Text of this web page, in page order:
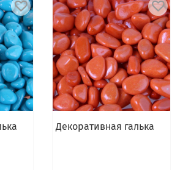
Декоративная галька